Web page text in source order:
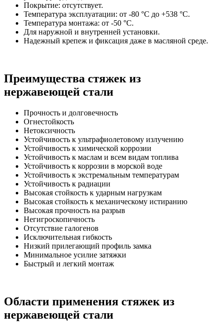
Покрытие: отсутствует.
Температура эксплуатации: от -80 °С до +538 °С.
Температура монтажа: от -50 °С.
Для наружной и внутренней установки.
Надежный крепеж и фиксация даже в масляной среде.
Преимущества стяжек из
нержавеющей стали
Прочность и долговечность
Огнестойкость
Нетоксичность
Устойчивость к ультрафиолетовому излучению
Устойчивость к химической коррозии
Устойчивость к маслам и всем видам топлива
Устойчивость к коррозии в морской воде
Устойчивость к экстремальным температурам
Устойчивость к радиации
Высокая стойкость к ударным нагрузкам
Высокая стойкость к механическому истиранию
Высокая прочность на разрыв
Негигроскопичность
Отсутствие галогенов
Исключительная гибкость
Низкий прилегающий профиль замка
Минимальное усилие затяжки
Быстрый и легкий монтаж
Области применения стяжек из
нержавеющей стали